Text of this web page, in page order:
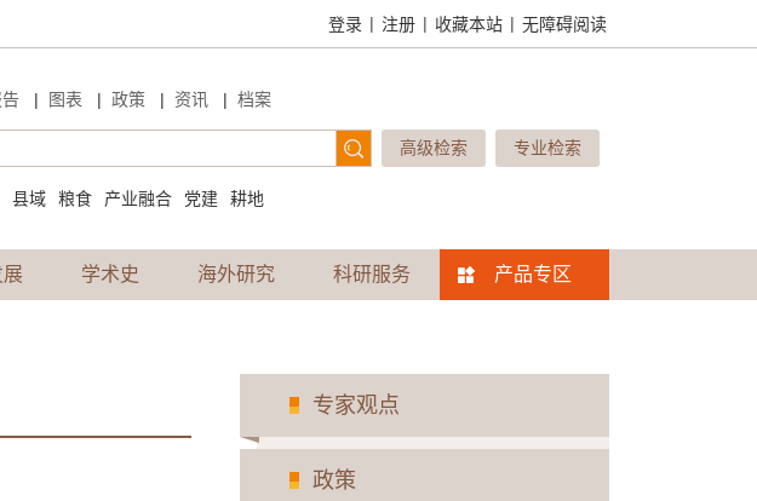
登录 | 注册 | 收藏本站 | 无障碍阅读
| 图表 | 政策 | 资讯 | 档案
高级检索 专业检索
县域 粮食 产业融合 党建 耕地
展 学术史 海外研究 科研服务 产品专区
专家观点
政策